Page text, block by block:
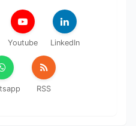
Youtube LinkedIn
RSS